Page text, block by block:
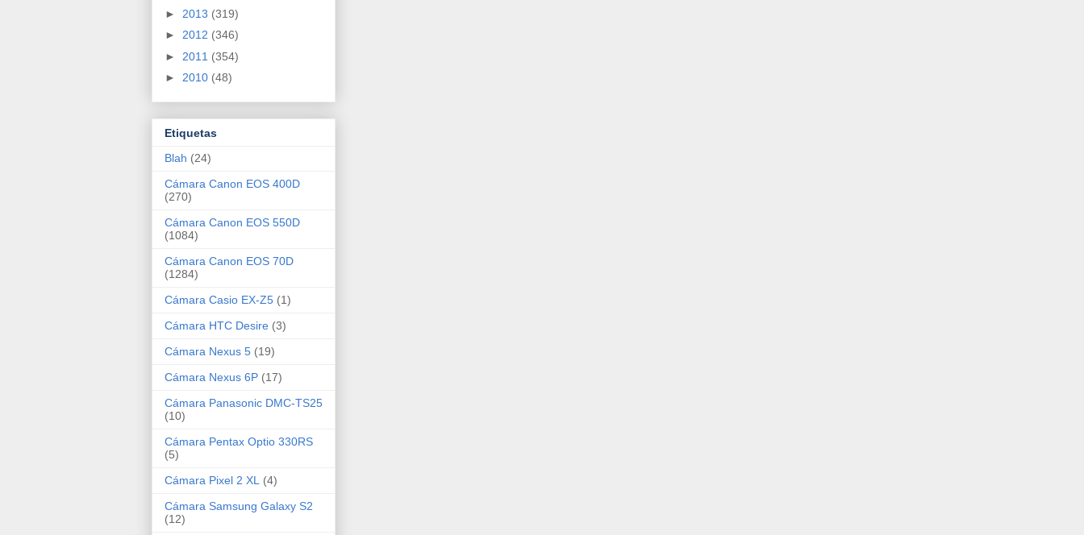
► 2013 (319)
► 2012 (346)
► 2011 (354)
► 2010 (48)
Etiquetas
Blah (24)
Cámara Canon EOS 400D
(270)
Cámara Canon EOS 550D
(1084)
Cámara Canon EOS 70D
(1284)
Cámara Casio EX-Z5 (1)
Cámara HTC Desire (3)
Cámara Nexus 5 (19)
Cámara Nexus 6P (17)
Cámara Panasonic DMC-TS25
(10)
Cámara Pentax Optio 330RS
(5)
Cámara Pixel 2 XL
(4)
Cámara Samsung Galaxy S2
(12)